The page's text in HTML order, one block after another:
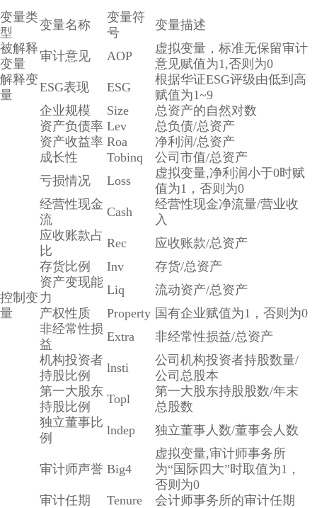
变量类
型
变量名称
变量符
号
变量描述
被解释
变量
审计意见 AOP
虚拟变量，标准无保留审计
意见赋值为1,否则为0
解释变
量
ESG表现 ESG
根据华证ESG评级由低到高
赋值为1~9
控制变
量
企业规模 Size
总资产的自然对数
资产负债率 Lev
总负债/总资产
资产收益率 Roa
净利润/总资产
成长性
Tobinq
公司市值/总资产
亏损情况
Loss
虚拟变量,净利润小于0时赋
值为1，否则为0
经营性现金
流
Cash
经营性现金净流量/营业收
入
应收账款占
比
Rec
应收账款/总资产
存货比例
Inv
存货/总资产
资产变现能
力
Liq
流动资产/总资产
产权性质
Property 国有企业赋值为1，否则为0
非经常性损
益
Extra
非经常性损益/总资产
机构投资者
持股比例
lnsti
公司机构投资者持股数量/
公司总股本
第一大股东
持股比例
Topl
第一大股东持股股数/年末
总股数
独立董事比
例
lndep 独立董事人数/董事会人数
审计师声誉 Big4
虚拟变量,审计师事务所
为“国际四大”时取值为1，
否则为0
审计任期
Tenure 会计师事务所的审计任期